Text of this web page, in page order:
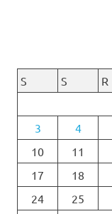
S
S R
3
4
10
11
17
18
24
25